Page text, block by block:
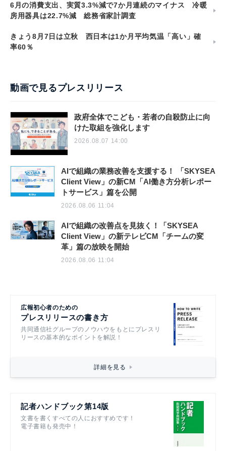
6月の消費支出、実質3.3%減で7か月連続のマイナス 冷暖
房用器具は22.7%減 総務省家計調査
きょう8月7日は立秋 西日本は1か月平均気温「高い」確
率60％
動画で見るプレスリリース
政府全体でこども・若者の自殺防止に向
けた取組を強化します
2026.08.07 14:00
AIで組織の業務改善を支援する！ 「SKYSEA
Client View」の新CM「AI働き方分析レポー
トサービス」篇を公開
2026.08.06 11:04
AIで組織の改善点を見抜く！「SKYSEA
Client View」の新テレビCM「チームの変
革」篇の放映を開始
2026.08.06 11:04
広報初心者のための
プレスリリースの書き方
共同通信社グループのノウハウをもとにプレスリ
リースの基本的なポイントを解説！
詳細を見る
記者ハンドブック第14版
文書を書くすべての人におすすめです！
電子書籍も発売中！